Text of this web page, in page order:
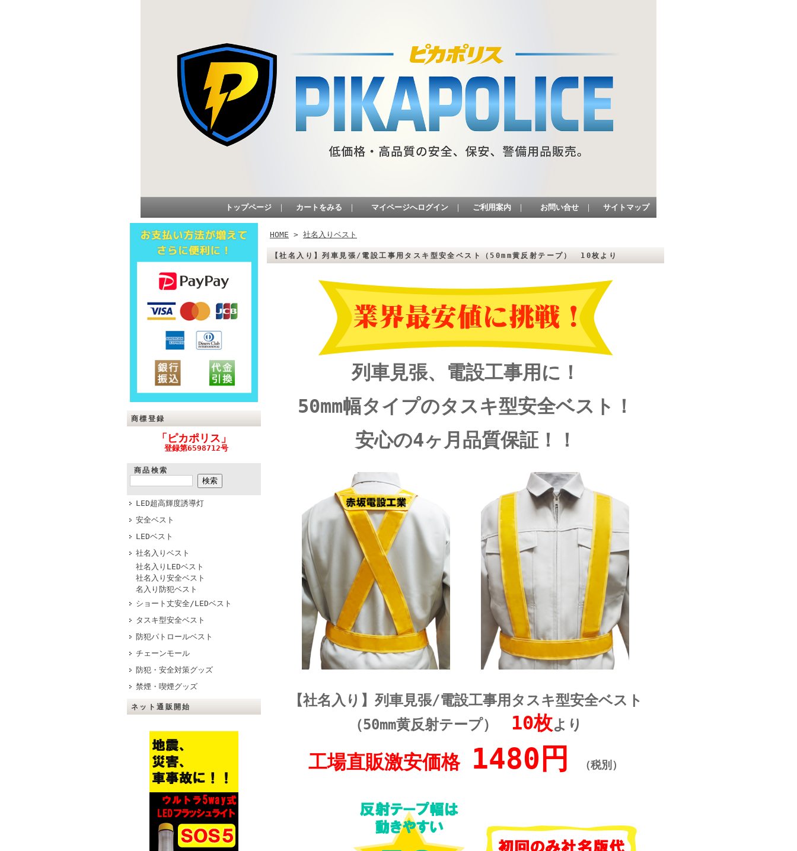
トップページ ｜ カートをみる ｜ マイページへログイン ｜ ご利用案内 ｜ お問い合せ ｜ サイトマップ
商標登録
「ピカポリス」
登録第6598712号
商品検索
LED超高輝度誘導灯
安全ベスト
LEDベスト
社名入りベスト
社名入りLEDベスト
社名入り安全ベスト
名入り防犯ベスト
ショート丈安全/LEDベスト
タスキ型安全ベスト
防犯パトロールベスト
チェーンモール
防犯・安全対策グッズ
禁煙・喫煙グッズ
ネット通販開始
HOME > 社名入りベスト
【社名入り】列車見張/電設工事用タスキ型安全ベスト（50mm黄反射テープ） 10枚より
列車見張、電設工事用に！
50mm幅タイプのタスキ型安全ベスト！
安心の4ヶ月品質保証！！
【社名入り】列車見張/電設工事用タスキ型安全ベスト
（50mm黄反射テープ）
10枚より
工場直販激安価格 1480円 （税別）